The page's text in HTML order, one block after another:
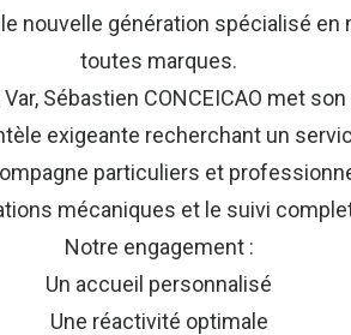
nouvelle génération spécialisé
toutes marques.
Sébastien CONCEICAO met
exigeante recherchant un
particuliers et
mécaniques et le suivi
Notre engagement :
Un accueil personnalisé
Une réactivité optimale